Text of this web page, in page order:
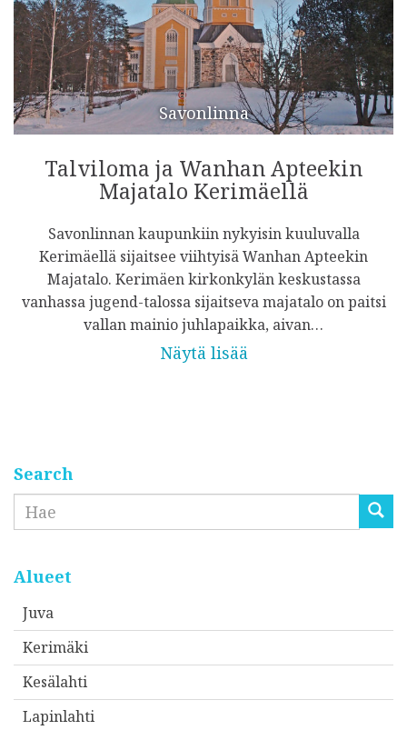
Savonlinna
Talviloma ja Wanhan Apteekin
Majatalo Kerimäellä
Savonlinnan kaupunkiin nykyisin kuuluvalla
Kerimäellä sijaitsee viihtyisä Wanhan Apteekin
Majatalo. Kerimäen kirkonkylän keskustassa
vanhassa jugend-talossa sijaitseva majatalo on paitsi
vallan mainio juhlapaikka, aivan…
Näytä lisää
Search
Etsi
Alueet
Juva
Kerimäki
Kesälahti
Lapinlahti